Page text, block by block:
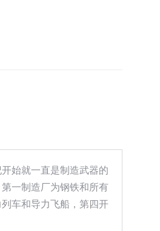
始就一直是制造武器的
一制造厂为钢铁和所有
车和导力飞船，第四开